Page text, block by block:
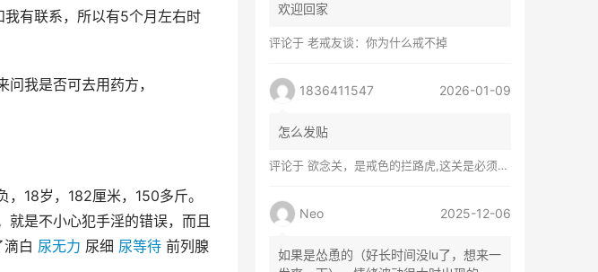
有联系，所以有5个月左右时
我是否可去用药方，
18岁，182厘米，150多斤。
就是不小心犯手淫的错误，而且
白 尿无力 尿细 尿等待 前列腺
欢迎回家
评论于 老戒友谈：你为什么戒不掉
1836411547 2026-01-09
怎么发贴
评论于 欲念关，是戒色的拦路虎,这关是必须过的
Neo 2025-12-06
如果是怂恿的（好长时间没lu了，想来一